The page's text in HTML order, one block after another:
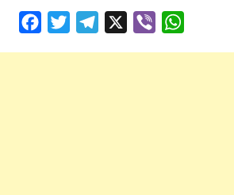
FacebookTwitterTelegram Viber